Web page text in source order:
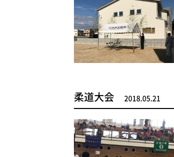
柔道大会 2018.05.21